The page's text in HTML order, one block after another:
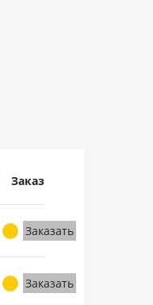
Заказ
Заказать
Заказать